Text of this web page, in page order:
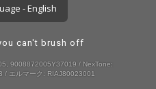
- English
can't brush off
9008872005Y37019 / NexTone:
/ エルマーク: RIAJ80023001